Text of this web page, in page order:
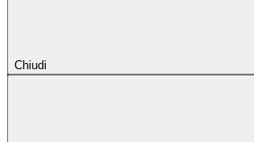
Chiudi